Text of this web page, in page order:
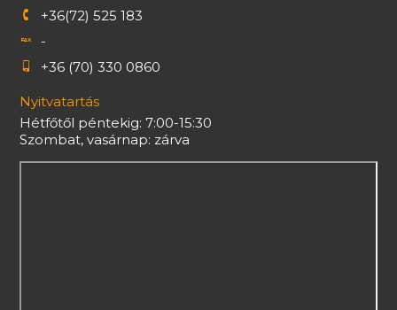
+36(72) 525 183
-
+36 (70) 330 0860
Nyitvatartás
Hétfőtől péntekig: 7:00-15:30
Szombat, vasárnap: zárva